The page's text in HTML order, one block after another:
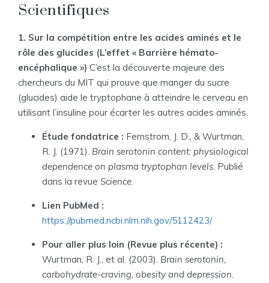
Scientifiques
1. Sur la compétition entre les acides aminés et le
rôle des glucides (L’effet « Barrière hémato-
encéphalique ») C’est la découverte majeure des
chercheurs du MIT qui prouve que manger du sucre
(glucides) aide le tryptophane à atteindre le cerveau en
utilisant l’insuline pour écarter les autres acides aminés.
Étude fondatrice : Fernstrom, J. D., & Wurtman,
R. J. (1971). Brain serotonin content: physiological
dependence on plasma tryptophan levels. Publié
dans la revue Science.
Lien PubMed :
https://pubmed.ncbi.nlm.nih.gov/5112423/
Pour aller plus loin (Revue plus récente) :
Wurtman, R. J., et al. (2003). Brain serotonin,
carbohydrate-craving, obesity and depression.